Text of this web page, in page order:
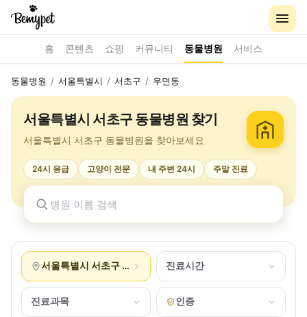
홈 콘텐츠 쇼핑 커뮤니티 동물병원 서비스
동물병원 / 서울특별시 / 서초구 / 우면동
서울특별시 서초구 동물병원 찾기
서울특별시 서초구 동물병원을 찾아보세요
24시 응급 고양이 전문 내 주변 24시 주말 진료
서울특별시 서초구 우면동 진료시간
진료과목 인증